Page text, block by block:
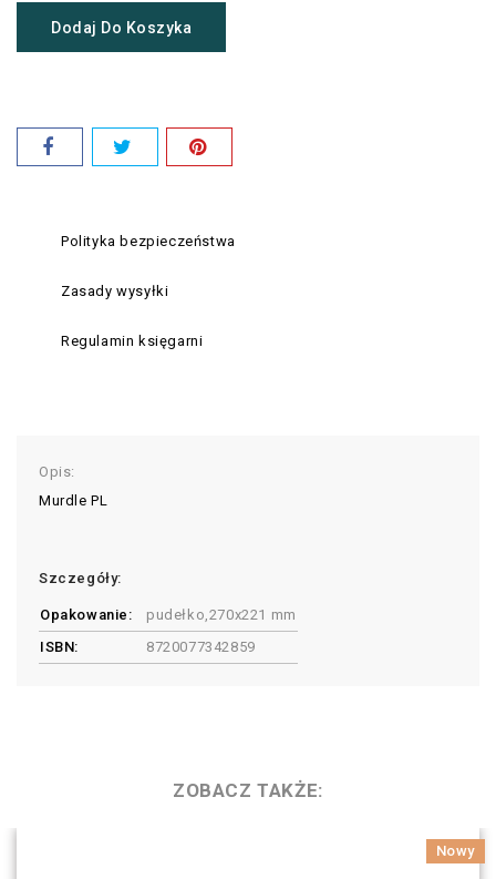
Dodaj Do Koszyka
Polityka bezpieczeństwa
Zasady wysyłki
Regulamin księgarni
Opis:
Murdle PL
Szczegóły:
Opakowanie:
pudełko,270x221 mm
ISBN:
8720077342859
ZOBACZ TAKŻE:
Nowy